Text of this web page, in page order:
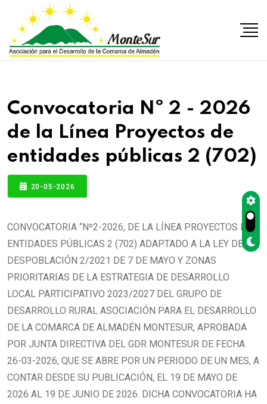
Convocatoria Nº 2 - 2026
de la Línea Proyectos de
entidades públicas 2 (702)
20-05-2026
CONVOCATORIA “Nº2-2026, DE LA LÍNEA PROYECTOS DE
ENTIDADES PÚBLICAS 2 (702) ADAPTADO A LA LEY DE
DESPOBLACIÓN 2/2021 DE 7 DE MAYO Y ZONAS
PRIORITARIAS DE LA ESTRATEGIA DE DESARROLLO
LOCAL PARTICIPATIVO 2023/2027 DEL GRUPO DE
DESARROLLO RURAL ASOCIACIÓN PARA EL DESARROLLO
DE LA COMARCA DE ALMADÉN MONTESUR, APROBADA
POR JUNTA DIRECTIVA DEL GDR MONTESUR DE FECHA
26-03-2026, QUE SE ABRE POR UN PERIODO DE UN MES, A
CONTAR DESDE SU PUBLICACIÓN, EL 19 DE MAYO DE
2026 AL 19 DE JUNIO DE 2026. DICHA CONVOCATORIA HA